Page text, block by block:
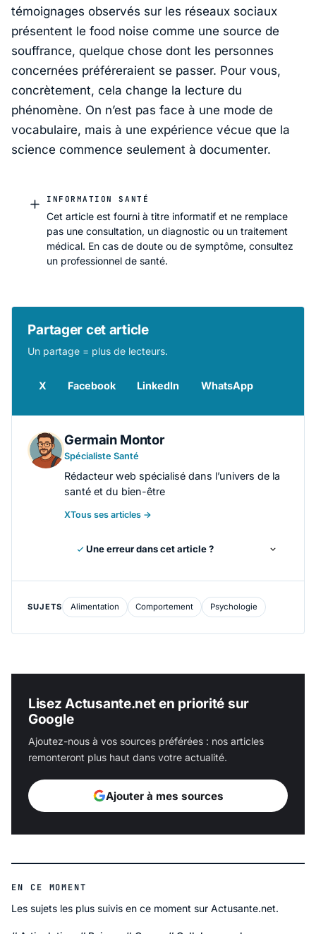
témoignages observés sur les réseaux sociaux
présentent le food noise comme une source de
souffrance, quelque chose dont les personnes
concernées préféreraient se passer. Pour vous,
concrètement, cela change la lecture du
phénomène. On n’est pas face à une mode de
vocabulaire, mais à une expérience vécue que la
science commence seulement à documenter.
INFORMATION SANTÉ
Cet article est fourni à titre informatif et ne remplace
pas une consultation, un diagnostic ou un traitement
médical. En cas de doute ou de symptôme, consultez
un professionnel de santé.
Partager cet article
Un partage = plus de lecteurs.
X Facebook LinkedIn WhatsApp
Germain Montor
Spécialiste Santé
Rédacteur web spécialisé dans l’univers de la
santé et du bien-être
XTous ses articles →
Une erreur dans cet article ?
SUJETS Alimentation Comportement Psychologie
Lisez Actusante.net en priorité sur
Google
Ajoutez-nous à vos sources préférées : nos articles
remonteront plus haut dans votre actualité.
Ajouter à mes sources
EN CE MOMENT
Les sujets les plus suivis en ce moment sur Actusante.net.